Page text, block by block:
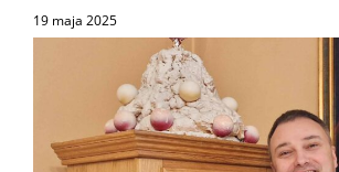
19 maja 2025